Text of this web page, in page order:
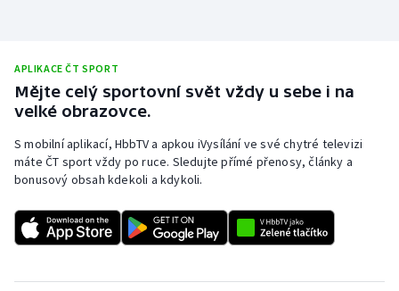
Veslování
Volejbal
Ostatní
APLIKACE ČT SPORT
Mějte celý sportovní svět vždy u sebe i na
velké obrazovce.
S mobilní aplikací, HbbTV a apkou iVysílání ve své chytré televizi
máte ČT sport vždy po ruce. Sledujte přímé přenosy, články a
bonusový obsah kdekoli a kdykoli.